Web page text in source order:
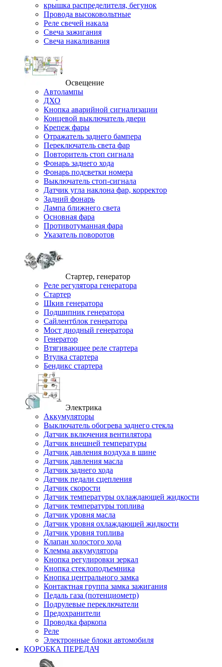
крышка распределителя, бегунок
Провода высоковольтные
Реле свечей накала
Свеча зажигания
Свеча накаливания
Освещение
Автолампы
ДХО
Кнопка аварийной сигнализации
Концевой выключатель двери
Крепеж фары
Отражатель заднего бампера
Переключатель света фар
Повторитель стоп сигнала
Фонарь заднего хода
Фонарь подсветки номера
Выключатель стоп-сигнала
Датчик угла наклона фар, корректор
Задний фонарь
Лампа ближнего света
Основная фара
Противотуманная фара
Указатель поворотов
Стартер, генератор
Реле регулятора генератора
Стартер
Шкив генератора
Подшипник генератора
Сайлентблок генератора
Мост диодный генератора
Генератор
Втягивающее реле стартера
Втулка стартера
Бендикс стартера
Электрика
Аккумуляторы
Выключатель обогрева заднего стекла
Датчик включения вентилятора
Датчик внешней температуры
Датчик давления воздуха в шине
Датчик давления масла
Датчик заднего хода
Датчик педали сцепления
Датчик скорости
Датчик температуры охлаждающей жидкости
Датчик температуры топлива
Датчик уровня масла
Датчик уровня охлаждающей жидкости
Датчик уровня топлива
Клапан холостого хода
Клемма аккумулятора
Кнопка регулировки зеркал
Кнопка стеклоподъемника
Кнопка центрального замка
Контактная группа замка зажигания
Педаль газа (потенциометр)
Подрулевые переключатели
Предохранители
Проводка фаркопа
Реле
Электронные блоки автомобиля
КОРОБКА ПЕРЕДАЧ